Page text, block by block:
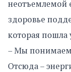
неотъемлемой
здоровье
которая пошла
– Мы понимаем,
Отсюда –